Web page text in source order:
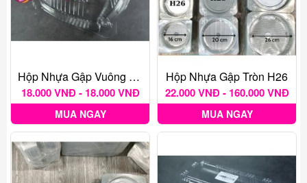
Hộp Nhựa Gập Vuông H129
18.000 VNĐ - 18.000 VNĐ
MUA NGAY
Hộp Nhựa Gập Tròn H26
22.000 VNĐ - 160.000 VNĐ
MUA NGAY